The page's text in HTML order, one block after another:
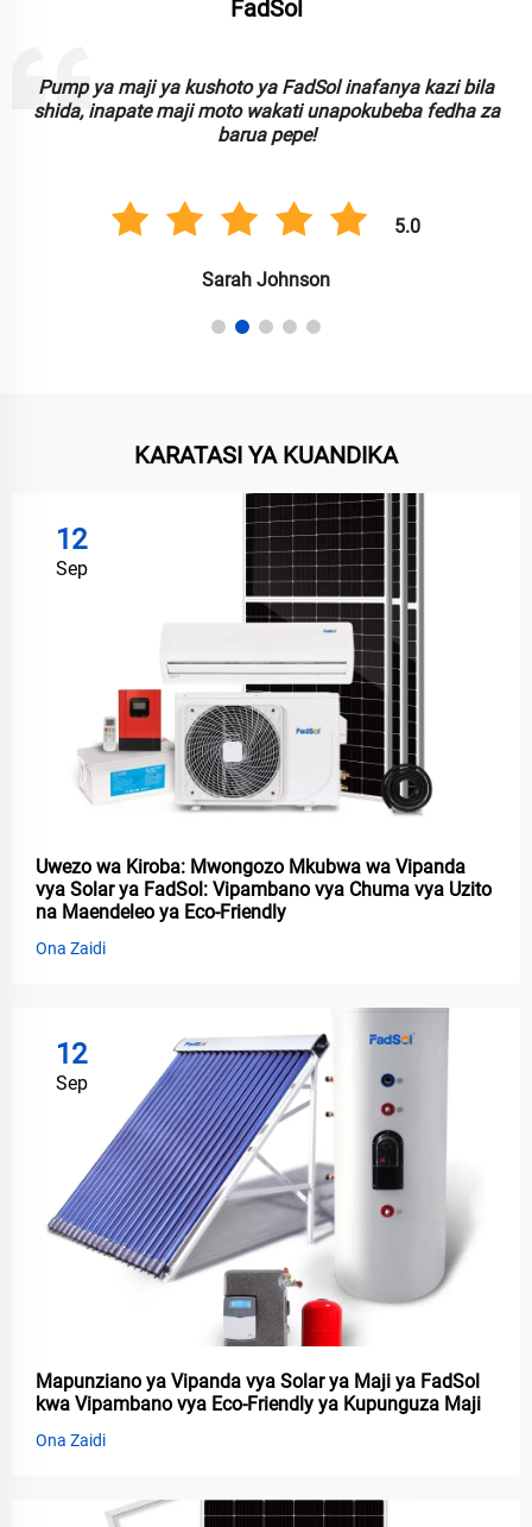
FadSol
Taa za kushoto za FadSol ni nzuri, mbadala na inaweza
kufidi. Zinazofaa kwa kupanga uzuri wa bustani wangu kwa
usimbaji!
5.0
Anil Singh
KARATASI YA KUANDIKA
12
Sep
Uwezo wa Kiroba: Mwongozo Mkubwa wa Vipanda
vya Solar ya FadSol: Vipambano vya Chuma vya Uzito
na Maendeleo ya Eco-Friendly
Ona Zaidi
12
Sep
Mapunziano ya Vipanda vya Solar ya Maji ya FadSol
kwa Vipambano vya Eco-Friendly ya Kupunguza Maji
Ona Zaidi